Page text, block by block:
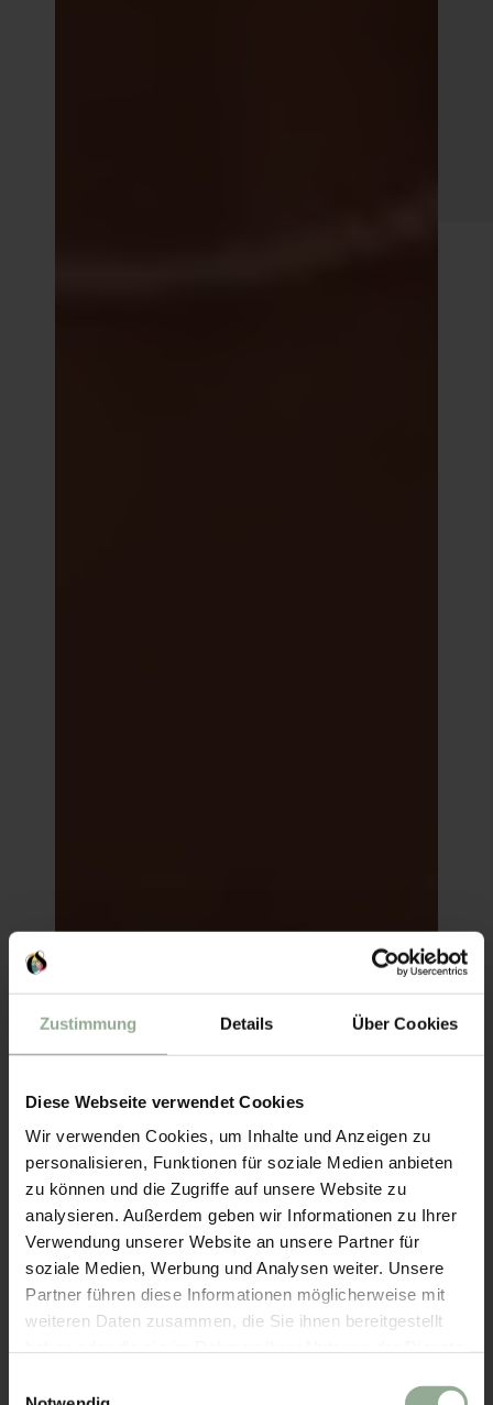
Zustimmung Details Über Cookies
Diese Webseite verwendet Cookies
Wir verwenden Cookies, um Inhalte und Anzeigen zu
personalisieren, Funktionen für soziale Medien anbieten
zu können und die Zugriffe auf unsere Website zu
analysieren. Außerdem geben wir Informationen zu Ihrer
Verwendung unserer Website an unsere Partner für
soziale Medien, Werbung und Analysen weiter. Unsere
Partner führen diese Informationen möglicherweise mit
weiteren Daten zusammen, die Sie ihnen bereitgestellt